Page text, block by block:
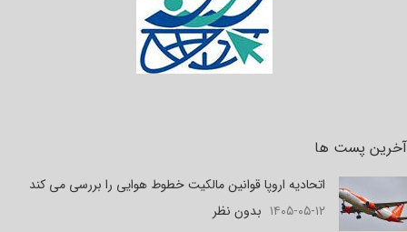
آخرین پست ها
اتحادیه اروپا قوانین مالکیت خطوط هوایی را بررسی می کند
۱۴۰۵-۰۵-۱۲ بدون نظر